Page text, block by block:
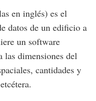
en inglés) es el
datos de un edificio a
un software
las dimensiones del
cantidades y